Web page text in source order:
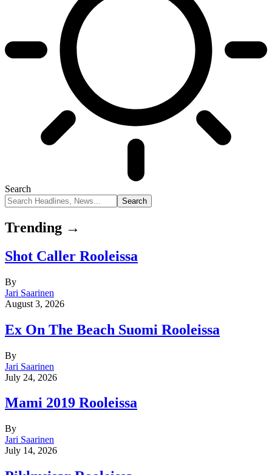
Search
Trending →
Shot Caller Rooleissa
By
Jari Saarinen
August 3, 2026
Ex On The Beach Suomi Rooleissa
By
Jari Saarinen
July 24, 2026
Mami 2019 Rooleissa
By
Jari Saarinen
July 14, 2026